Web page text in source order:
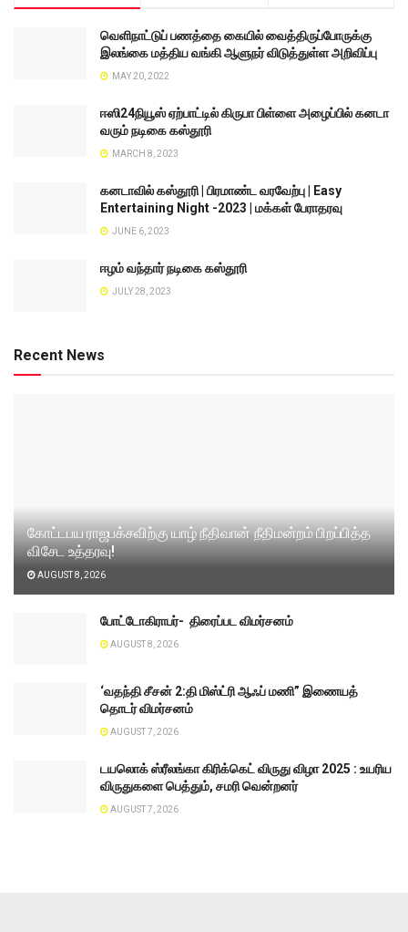
வெளிநாட்டுப் பணத்தை கையில் வைத்திருப்போருக்கு
இலங்கை மத்திய வங்கி ஆளுநர் விடுத்துள்ள அறிவிப்பு
MAY 20, 2022
ஈஸி24நியூஸ் ஏற்பாட்டில் கிருபா பிள்ளை அழைப்பில் கனடா
வரும் நடிகை கஸ்தூரி
MARCH 8, 2023
கனடாவில் கஸ்தூரி | பிரமாண்ட வரவேற்பு | Easy
Entertaining Night -2023 | மக்கள் பேராதரவு
JUNE 6, 2023
ஈழம் வந்தார் நடிகை கஸ்தூரி
JULY 28, 2023
Recent News
கோட்டபய ராஜபக்சவிற்கு யாழ் நீதிவான் நீதிமன்றம் பிறப்பித்த
விசேட உத்தரவு!
AUGUST 8, 2026
போட்டோகிராபர்- ‌ திரைப்பட விமர்சனம்
AUGUST 8, 2026
‘வதந்தி சீசன் 2:தி மிஸ்ட்ரி ஆஃப் மணி” இணையத்
தொடர் விமர்சனம்
AUGUST 7, 2026
டயலொக் ஸ்ரீலங்கா கிரிக்கெட் விருது விழா 2025 : உயரிய
விருதுகளை பெத்தும், சமரி வென்றனர்
AUGUST 7, 2026